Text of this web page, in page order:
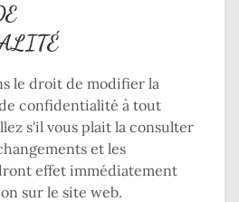
le droit de modifier la
confidentialité à tout
s'il vous plait la consulter
et les
effet immédiatement
sur le site web.